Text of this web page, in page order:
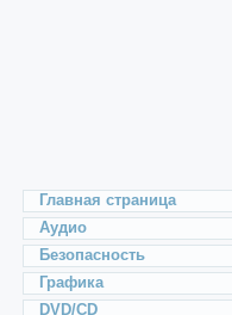
Главная страница
Аудио
Безопасность
Графика
DVD/CD